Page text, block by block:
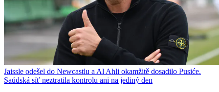
Jaissle odešel do Newcastlu a Al Ahli okamžitě dosadilo Pusiće.
Saúdská síť neztratila kontrolu ani na jediný den